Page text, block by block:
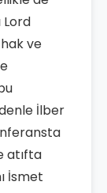
Lord
ve
İlber
atıfta
İsmet